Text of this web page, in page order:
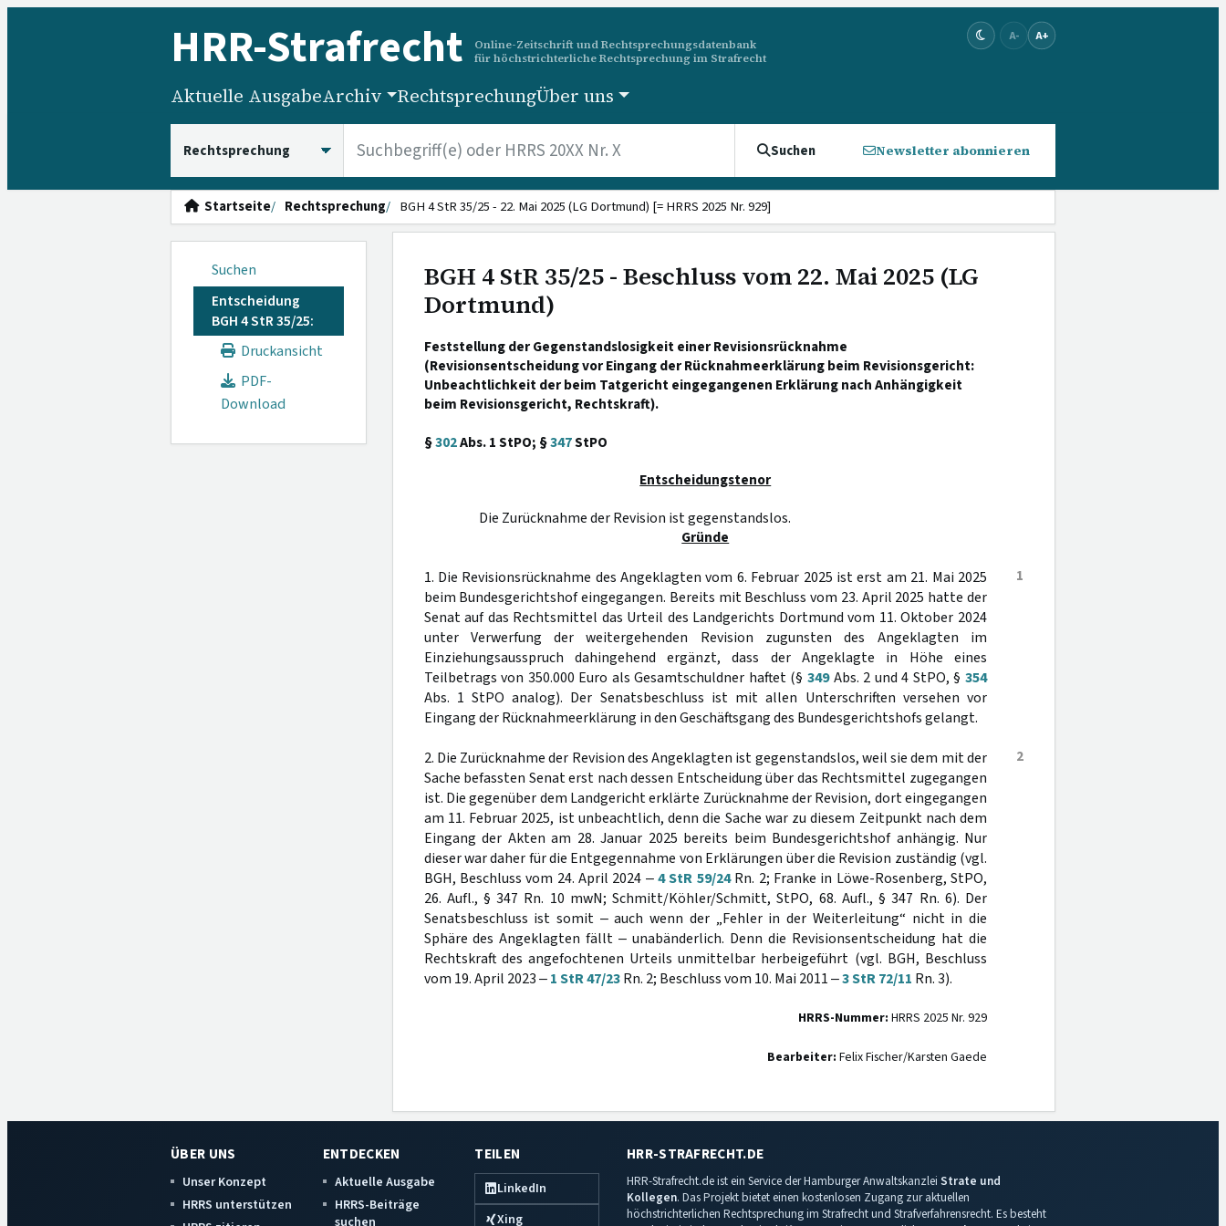
HRR-Strafrecht
Online-Zeitschrift und Rechtsprechungsdatenbank
für höchstrichterliche Rechtsprechung im Strafrecht
A- A+
Aktuelle AusgabeArchiv RechtsprechungÜber uns
Suchen Newsletter abonnieren
Startseite Rechtsprechung BGH 4 StR 35/25 - 22. Mai 2025 (LG Dortmund) [= HRRS 2025 Nr. 929]
Suchen
Entscheidung
BGH 4 StR 35/25:
Druckansicht
PDF-
Download
BGH 4 StR 35/25 - Beschluss vom 22. Mai 2025 (LG
Dortmund)
Feststellung der Gegenstandslosigkeit einer Revisionsrücknahme
(Revisionsentscheidung vor Eingang der Rücknahmeerklärung beim Revisionsgericht:
Unbeachtlichkeit der beim Tatgericht eingegangenen Erklärung nach Anhängigkeit
beim Revisionsgericht, Rechtskraft).
§302Abs. 1 StPO; §347StPO
Entscheidungstenor
Die Zurücknahme der Revision ist gegenstandslos.
Gründe
1
1. Die Revisionsrücknahme des Angeklagten vom 6. Februar 2025 ist erst am 21. Mai 2025
beim Bundesgerichtshof eingegangen. Bereits mit Beschluss vom 23. April 2025 hatte der
Senat auf das Rechtsmittel das Urteil des Landgerichts Dortmund vom 11. Oktober 2024
unter Verwerfung der weitergehenden Revision zugunsten des Angeklagten im
Einziehungsausspruch dahingehend ergänzt, dass der Angeklagte in Höhe eines
Teilbetrags von 350.000 Euro als Gesamtschuldner haftet (§349Abs. 2 und 4 StPO, §354
Abs. 1 StPO analog). Der Senatsbeschluss ist mit allen Unterschriften versehen vor
Eingang der Rücknahmeerklärung in den Geschäftsgang des Bundesgerichtshofs gelangt.
2
2. Die Zurücknahme der Revision des Angeklagten ist gegenstandslos, weil sie dem mit der
Sache befassten Senat erst nach dessen Entscheidung über das Rechtsmittel zugegangen
ist. Die gegenüber dem Landgericht erklärte Zurücknahme der Revision, dort eingegangen
am 11. Februar 2025, ist unbeachtlich, denn die Sache war zu diesem Zeitpunkt nach dem
Eingang der Akten am 28. Januar 2025 bereits beim Bundesgerichtshof anhängig. Nur
dieser war daher für die Entgegennahme von Erklärungen über die Revision zuständig (vgl.
BGH, Beschluss vom 24. April 2024 ‒4 StR 59/24Rn. 2; Franke in Löwe-Rosenberg, StPO,
26. Aufl., § 347 Rn. 10 mwN; Schmitt/Köhler/Schmitt, StPO, 68. Aufl., § 347 Rn. 6). Der
Senatsbeschluss ist somit ‒ auch wenn der „Fehler in der Weiterleitung“ nicht in die
Sphäre des Angeklagten fällt ‒ unabänderlich. Denn die Revisionsentscheidung hat die
Rechtskraft des angefochtenen Urteils unmittelbar herbeigeführt (vgl. BGH, Beschluss
vom 19. April 2023 ‒1 StR 47/23Rn. 2; Beschluss vom 10. Mai 2011 ‒3 StR 72/11 Rn. 3).
HRRS-Nummer: HRRS 2025 Nr. 929
Bearbeiter: Felix Fischer/Karsten Gaede
ÜBER UNS
Unser Konzept
HRRS unterstützen
ENTDECKEN
Aktuelle Ausgabe
HRRS-Beiträge
suchen
TEILEN
LinkedIn
Xing
HRR-STRAFRECHT.DE
HRR-Strafrecht.de ist ein Service der Hamburger Anwaltskanzlei Strate und
Kollegen. Das Projekt bietet einen kostenlosen Zugang zur aktuellen
höchstrichterlichen Rechtsprechung im Strafrecht und Strafverfahrensrecht. Es besteht